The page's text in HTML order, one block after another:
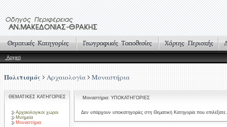
Αρχική
Πολιτισμός Αρχαιολογία Μοναστήρια
ΘΕΜΑΤΙΚΕΣ ΚΑΤΗΓΟΡΙΕΣ
Αρχαιολογικοί χώροι
Μνημεία
Μοναστήρια
Μοναστήρια: ΥΠΟΚΑΤΗΓΟΡΙΕΣ
Δεν υπάρχουν υποκατηγορίες στη Θεματική Κατηγορία που επιλέξατε.